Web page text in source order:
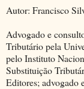
Autor: Francisco
Advogado e
Tributário pela
pelo Instituto
Substituição
Editores; advogado